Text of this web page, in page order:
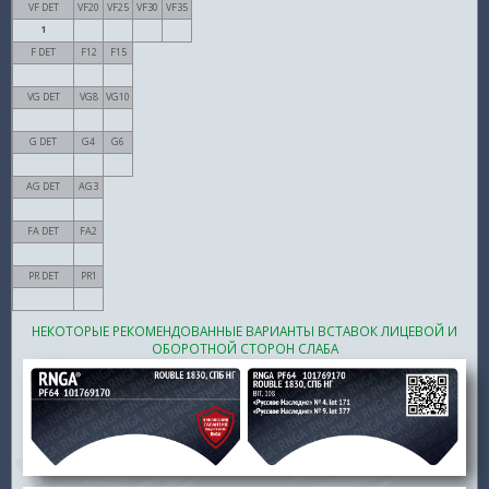
VF DET
VF20 VF25 VF30
VF35
1
F DET
F12 F15
VG DET VG8 VG10
G DET G4 G6
AG DET AG3
FA DET FA2
PR DET PR1
НЕКОТОРЫЕ РЕКОМЕНДОВАННЫЕ ВАРИАНТЫ ВСТАВОК ЛИЦЕВОЙ И
ОБОРОТНОЙ СТОРОН СЛАБА